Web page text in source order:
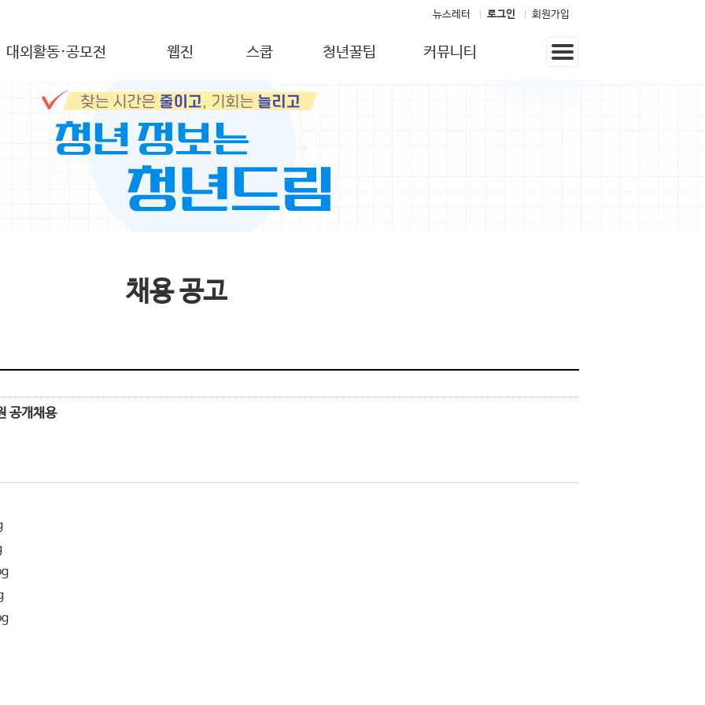
뉴스레터 로그인 회원가입
대외활동·공모전 웹진 스쿱 청년꿀팁 커뮤니티
채용 공고
공개채용